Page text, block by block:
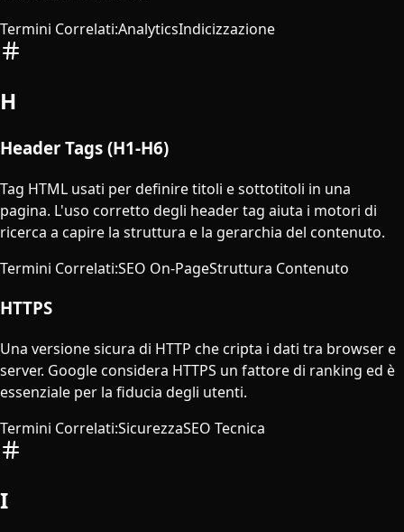
Termini Correlati:AnalyticsIndicizzazione
H
Header Tags (H1-H6)
Tag HTML usati per definire titoli e sottotitoli in una
pagina. L'uso corretto degli header tag aiuta i motori di
ricerca a capire la struttura e la gerarchia del contenuto.
Termini Correlati:SEO On-PageStruttura Contenuto
HTTPS
Una versione sicura di HTTP che cripta i dati tra browser e
server. Google considera HTTPS un fattore di ranking ed è
essenziale per la fiducia degli utenti.
Termini Correlati:SicurezzaSEO Tecnica
I